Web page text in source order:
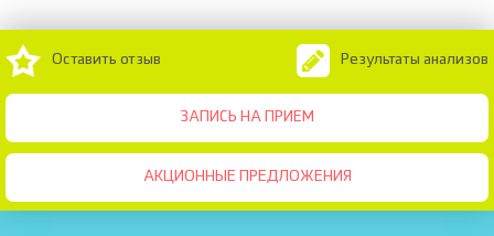
ЗАПИСЬ НА ПРИЕМ
Оставить отзыв Результаты анализов
АКЦИОННЫЕ ПРЕДЛОЖЕНИЯ